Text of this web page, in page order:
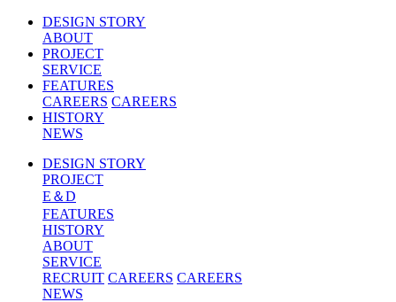
DESIGN STORY
ABOUT
PROJECT
SERVICE
FEATURES
CAREERS CAREERS
HISTORY
NEWS
DESIGN STORY
PROJECT
E＆D
FEATURES
HISTORY
ABOUT
SERVICE
RECRUIT CAREERS CAREERS
NEWS